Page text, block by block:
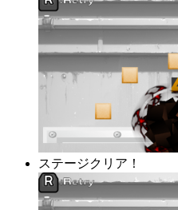
ステージクリア！